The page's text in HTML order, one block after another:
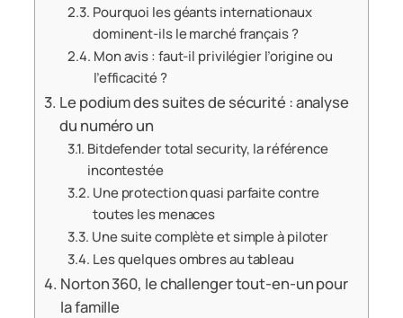
Pourquoi les géants internationaux
dominent-ils le marché français ?
Mon avis : faut-il privilégier l’origine ou
l’efficacité ?
Le podium des suites de sécurité : analyse
du numéro un
Bitdefender total security, la référence
incontestée
Une protection quasi parfaite contre
toutes les menaces
Une suite complète et simple à piloter
Les quelques ombres au tableau
Norton 360, le challenger tout-en-un pour
la famille